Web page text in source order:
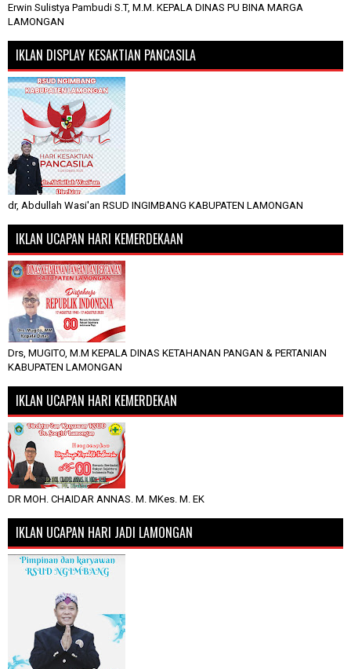
Erwin Sulistya Pambudi S.T, M.M. KEPALA DINAS PU BINA MARGA
LAMONGAN
IKLAN DISPLAY KESAKTIAN PANCASILA
dr, Abdullah Wasi'an RSUD INGIMBANG KABUPATEN LAMONGAN
IKLAN UCAPAN HARI KEMERDEKAAN
Drs, MUGITO, M.M KEPALA DINAS KETAHANAN PANGAN & PERTANIAN
KABUPATEN LAMONGAN
IKLAN UCAPAN HARI KEMERDEKAN
DR MOH. CHAIDAR ANNAS. M. MKes. M. EK
IKLAN UCAPAN HARI JADI LAMONGAN